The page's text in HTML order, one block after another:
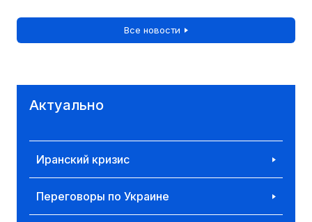
Все новости
Актуально
Иранский кризис
Переговоры по Украине